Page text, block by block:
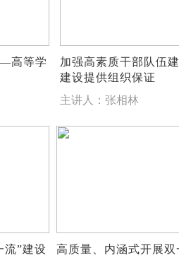
高等学
加强高素质干部队伍
建设提供组织保证
主讲人：张相林
流”建设 高质量、内涵式开展双